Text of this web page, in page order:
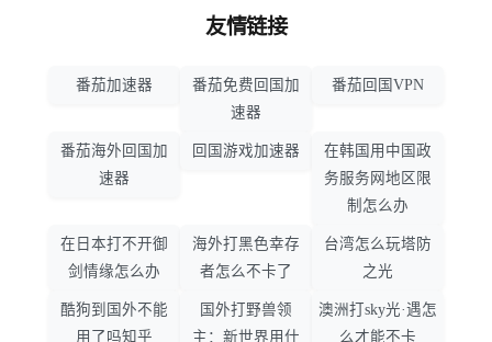
友情链接
番茄加速器
番茄免费回国加
速器
番茄回国VPN
番茄海外回国加
速器
回国游戏加速器
在韩国用中国政
务服务网地区限
制怎么办
在日本打不开御
剑情缘怎么办
海外打黑色幸存
者怎么不卡了
台湾怎么玩塔防
之光
酷狗到国外不能
用了吗知乎
国外打野兽领
主：新世界用什
澳洲打sky光·遇怎
么才能不卡